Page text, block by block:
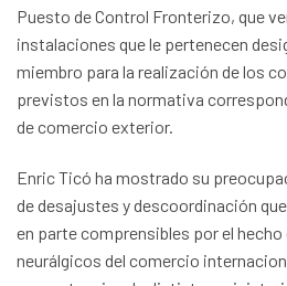
Puesto de Control Fronterizo, que
instalaciones que le pertenecen
miembro para la realización de los
previstos en la normativa
de comercio exterior.
Enric Ticó ha mostrado su
de desajustes y descoordinación
en parte comprensibles por el
neurálgicos del comercio